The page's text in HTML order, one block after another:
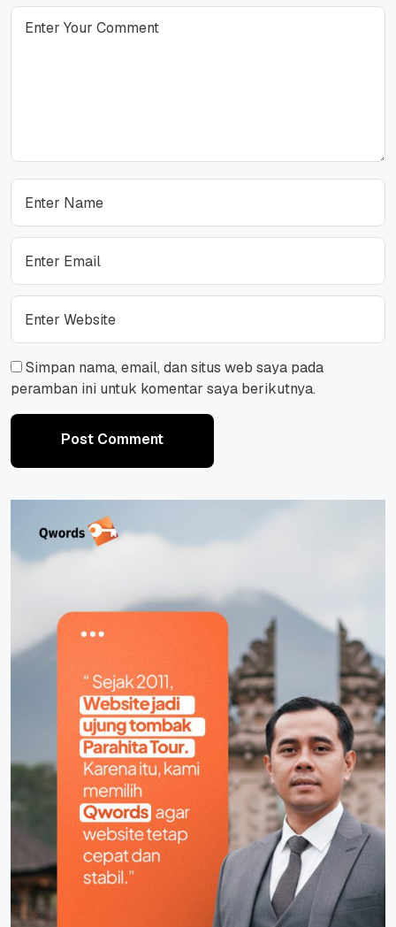
Simpan nama, email, dan situs web saya pada
peramban ini untuk komentar saya berikutnya.
Post Comment